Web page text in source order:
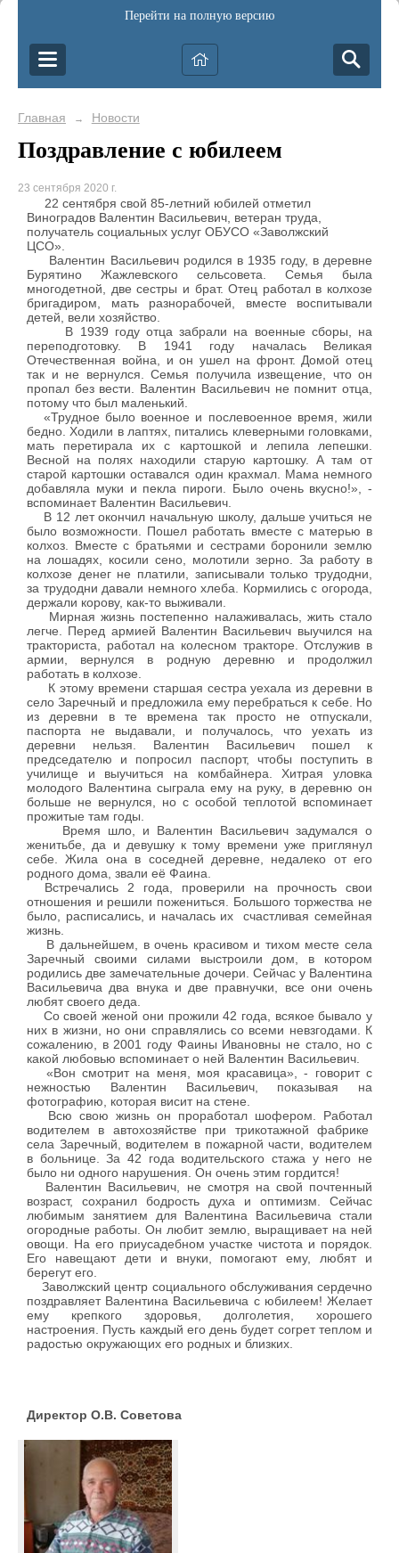
Перейти на полную версию
Главная → Новости
Поздравление с юбилеем
23 сентября 2020 г.
22 сентября свой 85-летний юбилей отметил
Виноградов Валентин Васильевич, ветеран труда,
получатель социальных услуг ОБУСО «Заволжский
ЦСО».
Валентин Васильевич родился в 1935 году, в деревне
Бурятино Жажлевского сельсовета. Семья была
многодетной, две сестры и брат. Отец работал в колхозе
бригадиром, мать разнорабочей, вместе воспитывали
детей, вели хозяйство.
В 1939 году отца забрали на военные сборы, на
переподготовку. В 1941 году началась Великая
Отечественная война, и он ушел на фронт. Домой отец
так и не вернулся. Семья получила извещение, что он
пропал без вести. Валентин Васильевич не помнит отца,
потому что был маленький.
«Трудное было военное и послевоенное время, жили
бедно. Ходили в лаптях, питались клеверными головками,
мать перетирала их с картошкой и лепила лепешки.
Весной на полях находили старую картошку. А там от
старой картошки оставался один крахмал. Мама немного
добавляла муки и пекла пироги. Было очень вкусно!», -
вспоминает Валентин Васильевич.
В 12 лет окончил начальную школу, дальше учиться не
было возможности. Пошел работать вместе с матерью в
колхоз. Вместе с братьями и сестрами боронили землю
на лошадях, косили сено, молотили зерно. За работу в
колхозе денег не платили, записывали только трудодни,
за трудодни давали немного хлеба. Кормились с огорода,
держали корову, как-то выживали.
Мирная жизнь постепенно налаживалась, жить стало
легче. Перед армией Валентин Васильевич выучился на
тракториста, работал на колесном тракторе. Отслужив в
армии, вернулся в родную деревню и продолжил
работать в колхозе.
К этому времени старшая сестра уехала из деревни в
село Заречный и предложила ему перебраться к себе. Но
из деревни в те времена так просто не отпускали,
паспорта не выдавали, и получалось, что уехать из
деревни нельзя. Валентин Васильевич пошел к
председателю и попросил паспорт, чтобы поступить в
училище и выучиться на комбайнера. Хитрая уловка
молодого Валентина сыграла ему на руку, в деревню он
больше не вернулся, но с особой теплотой вспоминает
прожитые там годы.
Время шло, и Валентин Васильевич задумался о
женитьбе, да и девушку к тому времени уже приглянул
себе. Жила она в соседней деревне, недалеко от его
родного дома, звали её Фаина.
Встречались 2 года, проверили на прочность свои
отношения и решили пожениться. Большого торжества не
было, расписались, и началась их счастливая семейная
жизнь.
В дальнейшем, в очень красивом и тихом месте села
Заречный своими силами выстроили дом, в котором
родились две замечательные дочери. Сейчас у Валентина
Васильевича два внука и две правнучки, все они очень
любят своего деда.
Со своей женой они прожили 42 года, всякое бывало у
них в жизни, но они справлялись со всеми невзгодами. К
сожалению, в 2001 году Фаины Ивановны не стало, но с
какой любовью вспоминает о ней Валентин Васильевич.
«Вон смотрит на меня, моя красавица», - говорит с
нежностью Валентин Васильевич, показывая на
фотографию, которая висит на стене.
Всю свою жизнь он проработал шофером. Работал
водителем в автохозяйстве при трикотажной фабрике
села Заречный, водителем в пожарной части, водителем
в больнице. За 42 года водительского стажа у него не
было ни одного нарушения. Он очень этим гордится!
Валентин Васильевич, не смотря на свой почтенный
возраст, сохранил бодрость духа и оптимизм. Сейчас
любимым занятием для Валентина Васильевича стали
огородные работы. Он любит землю, выращивает на ней
овощи. На его приусадебном участке чистота и порядок.
Его навещают дети и внуки, помогают ему, любят и
берегут его.
Заволжский центр социального обслуживания сердечно
поздравляет Валентина Васильевича с юбилеем! Желает
ему крепкого здоровья, долголетия, хорошего
настроения. Пусть каждый его день будет согрет теплом и
радостью окружающих его родных и близких.
Директор О.В. Советова